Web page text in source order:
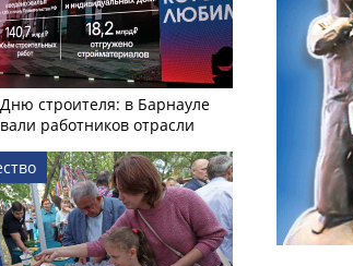
строителя: в Барнауле
работников отрасли